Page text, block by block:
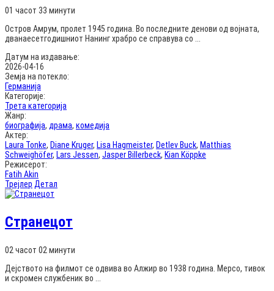
01 часот 33 минути
Остров Амрум, пролет 1945 година. Во последните денови од војната,
дванаесетгодишниот Нанинг храбро се справува со ...
Датум на издавање:
2026-04-16
Земја на потекло:
Германија
Категорије:
Трета категорија
Жанр:
биографија, драма, комедија
Актер:
Laura Tonke, Diane Kruger, Lisa Hagmeister, Detlev Buck, Matthias
Schweighöfer, Lars Jessen, Jasper Billerbeck, Kian Köppke
Режисерот:
Fatih Akin
Трејлер Детал
Странецот
02 часот 02 минути
Дејството на филмот се одвива во Алжир во 1938 година. Мерсо, тивок
и скромен службеник во ...